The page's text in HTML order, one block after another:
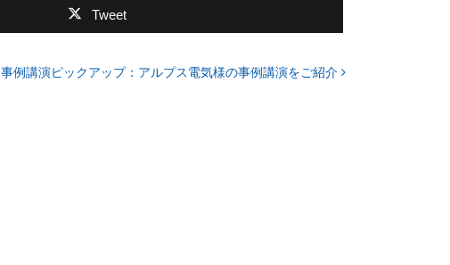
Tweet
事例講演ピックアップ：アルプス電気様の事例講演をご紹介